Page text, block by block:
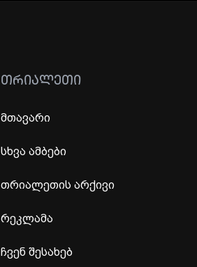
ᲗᲠᲘᲐᲚᲔᲗᲘ
მთავარი
სხვა ამბები
თრიალეთის არქივი
რეკლამა
ჩვენ შესახებ